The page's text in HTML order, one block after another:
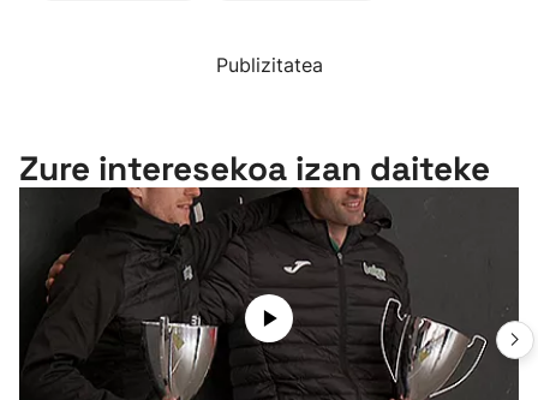
Publizitatea
Zure interesekoa izan daiteke